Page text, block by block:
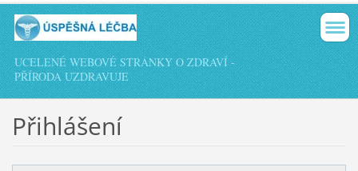
UCELENÉ WEBOVÉ STRÁNKY O ZDRAVÍ -
PŘÍRODA UZDRAVUJE
Přihlášení